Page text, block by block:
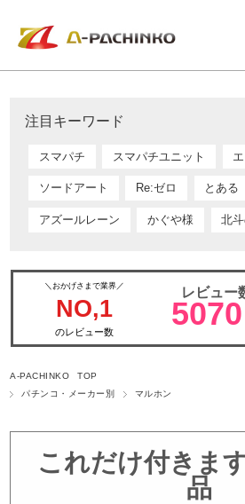
注目キーワード
スマパチ スマパチユニット
ソードアート Re:ゼロ とある
アズールレーン かぐや様 北
＼おかげさまで業界／
NO,1
のレビュー数
レビュー
5070
A-PACHINKO TOP
パチンコ・メーカー別
マルホン
これだけ付きま
品